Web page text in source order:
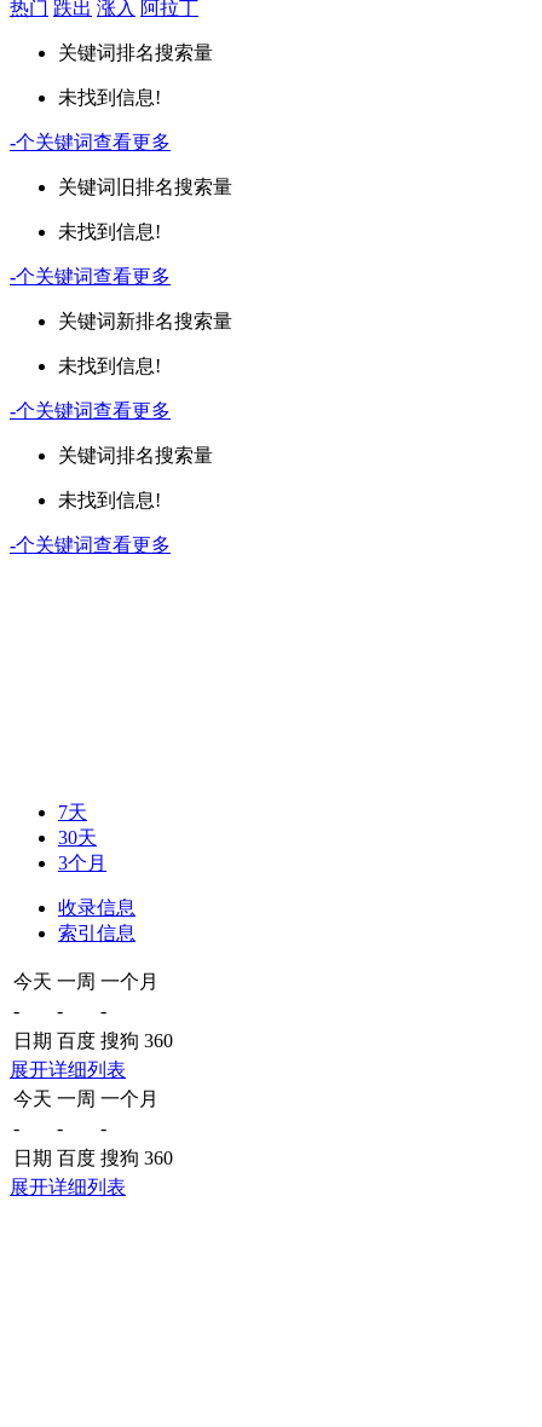
热门 跌出 涨入 阿拉丁
关键词排名搜索量
未找到信息!
-个关键词查看更多
关键词 旧排名搜索量
未找到信息!
-个关键词查看更多
关键词新排名搜索量
未找到信息!
-个关键词查看更多
关键词排名搜索量
未找到信息!
-个关键词查看更多
7天
30天
3个月
收录信息
索引信息
今天 一周 一个月
-
-
-
日期 百度 搜狗 360
展开详细列表
今天 一周 一个月
-
-
-
日期 百度 搜狗 360
展开详细列表